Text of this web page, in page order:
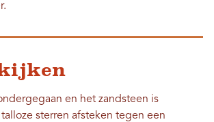
en het zandsteen is
sterren afsteken tegen een